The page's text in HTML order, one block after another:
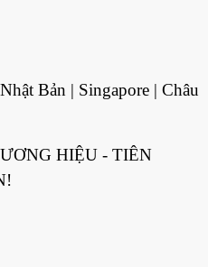
Bản | Singapore | Châu
HIỆU - TIÊN